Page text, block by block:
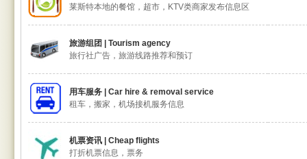
莱斯特本地的餐馆，超市，KTV类商家发布信息区
旅游组团 | Tourism agency
旅行社广告，旅游线路推荐和预订
用车服务 | Car hire & removal service
租车，搬家，机场接机服务信息
机票资讯 | Cheap flights
打折机票信息，票务